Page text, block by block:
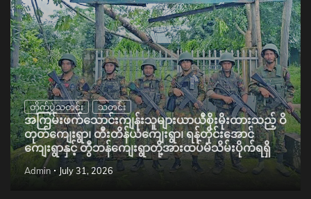
တိုက်ပွဲသတင်း သတင်း
အကြမ်းဖက်သောင်းကျန်းသူများယာယီစိုးမိုးထားသည့် ဝိ
တုတ်ကျေးရွာ၊ တီးတိန်ယံကျေးရွာ၊ ရန်တိုင်းအောင်
ကျေးရွာနှင့် တွီဘန်ကျေးရွာတို့အားထပ်မံသိမ်းပိုက်ရရှိ
Admin July 31, 2026